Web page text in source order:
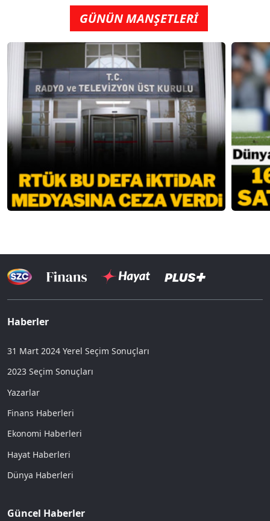
GÜNÜN MANŞETLERİ
Haberler
31 Mart 2024 Yerel Seçim Sonuçları
2023 Seçim Sonuçları
Yazarlar
Finans Haberleri
Ekonomi Haberleri
Hayat Haberleri
Dünya Haberleri
Güncel Haberler